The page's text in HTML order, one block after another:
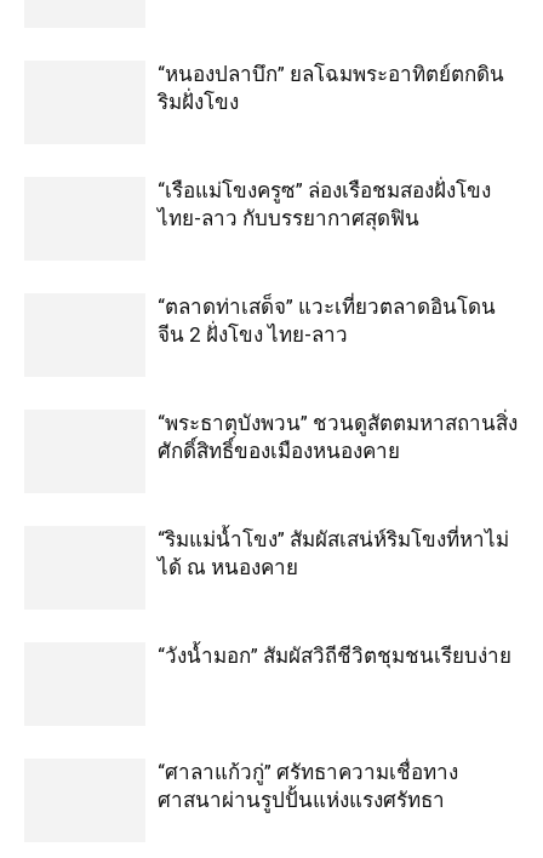
“หนองปลาบึก” ยลโฉมพระอาทิตย์ตกดิน
ริมฝั่งโขง
“เรือแม่โขงครูซ” ล่องเรือชมสองฝั่งโขง
ไทย-ลาว กับบรรยากาศสุดฟิน
“ตลาดท่าเสด็จ” แวะเที่ยวตลาดอินโดน
จีน 2 ฝั่งโขง ไทย-ลาว
“พระธาตุบังพวน” ชวนดูสัตตมหาสถานสิ่ง
ศักดิ์สิทธิ์ของเมืองหนองคาย
“ริมแม่น้ำโขง” สัมผัสเสน่ห์ริมโขงที่หาไม่
ได้ ณ หนองคาย
“วังน้ำมอก” สัมผัสวิถีชีวิตชุมชนเรียบง่าย
“ศาลาแก้วกู่” ศรัทธาความเชื่อทาง
ศาสนาผ่านรูปปั้นแห่งแรงศรัทธา